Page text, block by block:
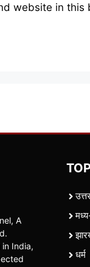
website in
A
India,
धर्म